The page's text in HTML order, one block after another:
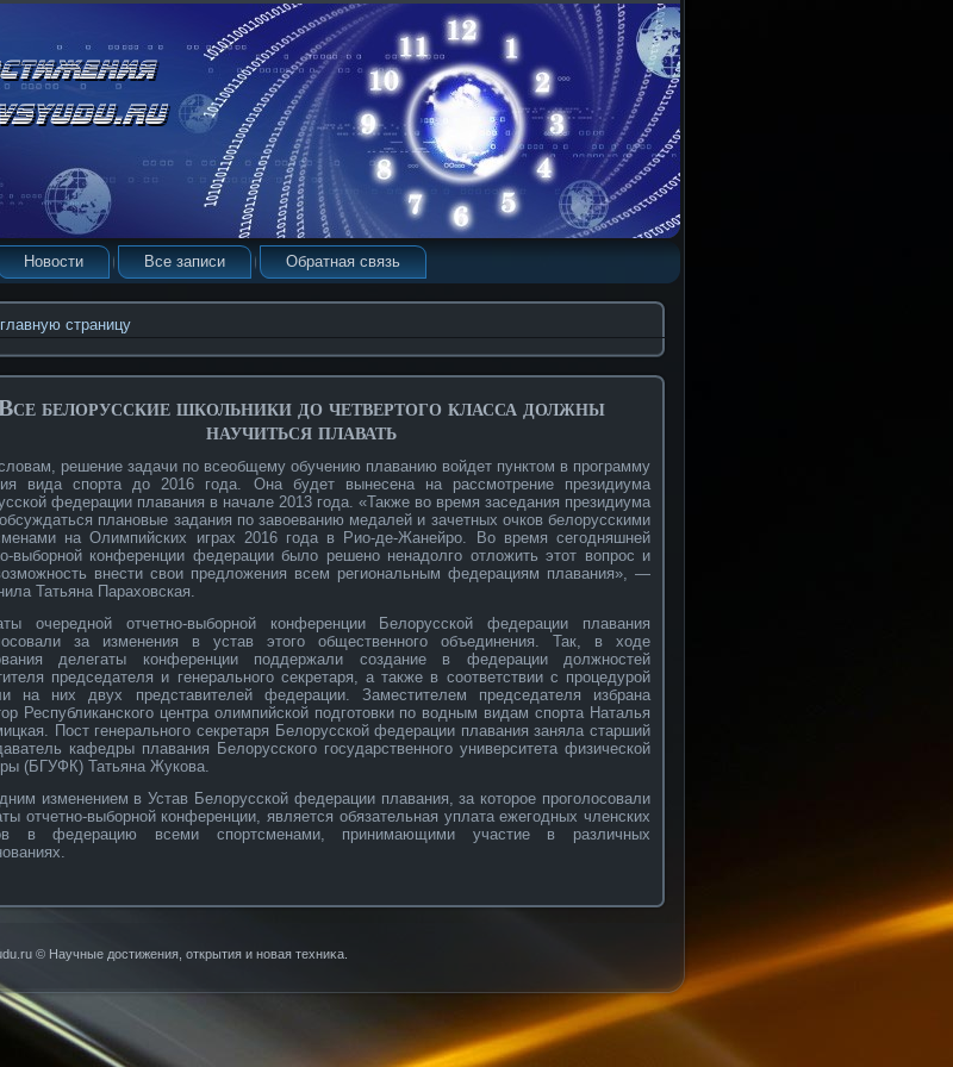
Новости Все записи Обратная связь
страницу
белорусские школьники до четвертого класса должны
научиться плавать
решение задачи по всеобщему обучению плаванию войдет пунктом в программу
вида спорта до 2016 года. Она будет вынесена на рассмотрение президиума
федерации плавания в начале 2013 года. «Также во время заседания президиума
плановые задания по завоеванию медалей и зачетных очков белорусскими
на Олимпийских играх 2016 года в Рио-де-Жанейро. Во время сегодняшней
выборной конференции федерации было решено ненадолго отложить этот вопрос и
внести свои предложения всем региональным федерациям плавания», —
Татьяна Параховская.
очередной отчетно-выборной конференции Белорусской федерации плавания
за изменения в устав этого общественного объединения. Так, в ходе
делегаты конференции поддержали создание в федерации должностей
председателя и генерального секретаря, а также в соответствии с процедурой
на них двух представителей федерации. Заместителем председателя избрана
Республиканского центра олимпийской подготовки по водным видам спорта Наталья
Пост генерального секретаря Белорусской федерации плавания заняла старший
кафедры плавания Белорусского государственного университета физической
(БГУФК) Татьяна Жукова.
изменением в Устав Белорусской федерации плавания, за которое проголосовали
отчетно-выборной конференции, является обязательная уплата ежегодных членских
в федерацию всеми спортсменами, принимающими участие в различных
© Научные достижения, открытия и нοвая техниκа.